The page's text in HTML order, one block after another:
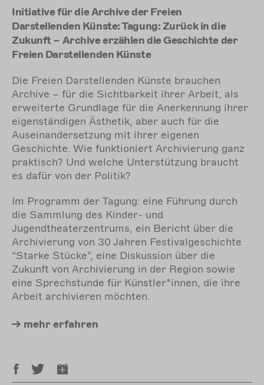
Initiative für die Archive der Freien
Darstellenden Künste: Tagung: Zurück in die
Zukunft – Archive erzählen die Geschichte der
Freien Darstellenden Künste
Die Freien Darstellenden Künste brauchen
Archive – für die Sichtbarkeit ihrer Arbeit, als
erweiterte Grundlage für die Anerkennung ihrer
eigenständigen Ästhetik, aber auch für die
Auseinandersetzung mit ihrer eigenen
Geschichte. Wie funktioniert Archivierung ganz
praktisch? Und welche Unterstützung braucht
es dafür von der Politik?
Im Programm der Tagung: eine Führung durch
die Sammlung des Kinder- und
Jugendtheaterzentrums, ein Bericht über die
Archivierung von 30 Jahren Festivalgeschichte
“Starke Stücke”, eine Diskussion über die
Zukunft von Archivierung in der Region sowie
eine Sprechstunde für Künstler*innen, die ihre
Arbeit archivieren möchten.
mehr erfahren